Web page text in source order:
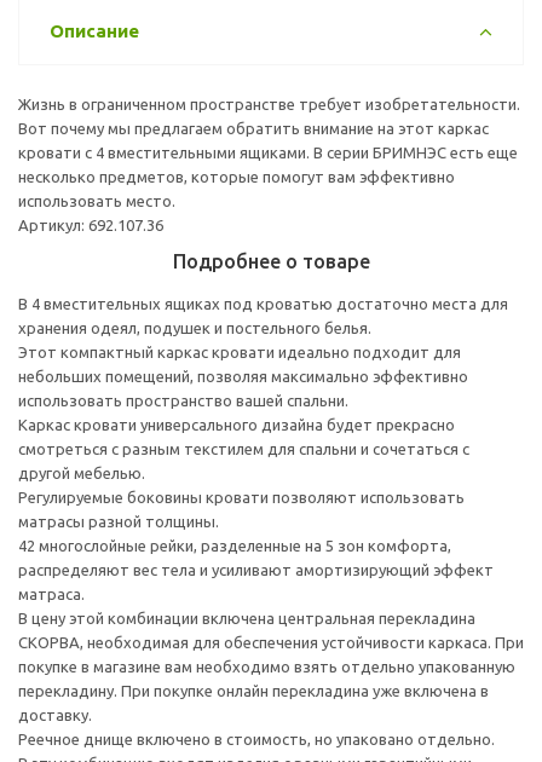
Описание
Жизнь в ограниченном пространстве требует изобретательности.
Вот почему мы предлагаем обратить внимание на этот каркас
кровати с 4 вместительными ящиками. В серии БРИМНЭС есть еще
несколько предметов, которые помогут вам эффективно
использовать место.
Артикул: 692.107.36
Подробнее о товаре
В 4 вместительных ящиках под кроватью достаточно места для
хранения одеял, подушек и постельного белья.
Этот компактный каркас кровати идеально подходит для
небольших помещений, позволяя максимально эффективно
использовать пространство вашей спальни.
Каркас кровати универсального дизайна будет прекрасно
смотреться с разным текстилем для спальни и сочетаться с
другой мебелью.
Регулируемые боковины кровати позволяют использовать
матрасы разной толщины.
42 многослойные рейки, разделенные на 5 зон комфорта,
распределяют вес тела и усиливают амортизирующий эффект
матраса.
В цену этой комбинации включена центральная перекладина
СКОРВА, необходимая для обеспечения устойчивости каркаса. При
покупке в магазине вам необходимо взять отдельно упакованную
перекладину. При покупке онлайн перекладина уже включена в
доставку.
Реечное днище включено в стоимость, но упаковано отдельно.